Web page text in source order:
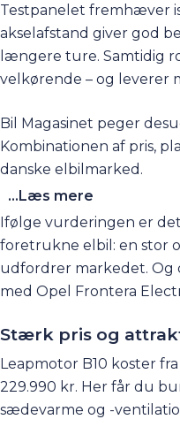
Testpanelet fremhæver
akselafstand giver god
længere ture. Samtidig
velkørende – og leverer
Bil Magasinet peger
Kombinationen af pris,
danske elbilmarked.
...Læs mere
Ifølge vurderingen er
foretrukne elbil: en stor
udfordrer markedet. Og
med Opel Frontera
Stærk pris og
Leapmotor B10 koster
229.990 kr. Her får du
sædevarme og -